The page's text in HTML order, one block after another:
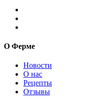
О Ферме
Новости
О нас
Рецепты
Отзывы